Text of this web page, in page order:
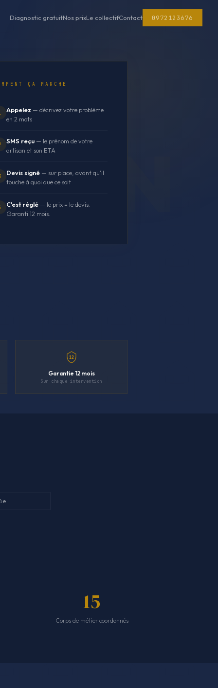
Diagnostic gratuitNos prixLe collectifContact 0972123676
ÇA MARCHE
Appelez — décrivez votre problème
en 2 mots
SMS reçu — le prénom de votre
artisan et son ETA
Devis signé — sur place, avant qu'il
touche à quoi que ce soit
C'est réglé — le prix = le devis.
Garanti 12 mois.
12
Garantie 12 mois
Sur chaque intervention
15
Corps de métier coordonnés